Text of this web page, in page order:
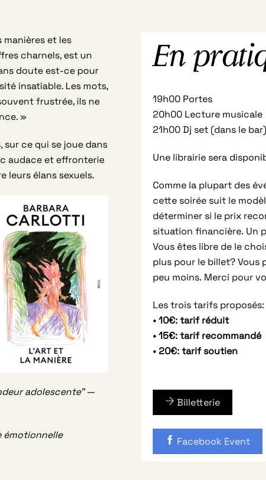
manières et les
charnels, est un
doute est-ce pour
insatiable. Les mots,
frustrée, ils ne
»
ce qui se joue dans
audace et effronterie
leurs élans sexuels.
adolescente”—
émotionnelle
En
19h00 Portes
20h00 Lecture musicale
21h00 Dj set (dans le bar)
Une librairie sera
Comme la plupart des
cette soirée suit le
déterminer si le prix
situation financière. Un
Vous êtes libre de le
plus pour le billet? Vous
peu moins. Merci pour
Les trois tarifs proposés:
• 10€: tarif réduit
• 15€: tarif recommandé
• 20€: tarif soutien
Billetterie
Facebook Event